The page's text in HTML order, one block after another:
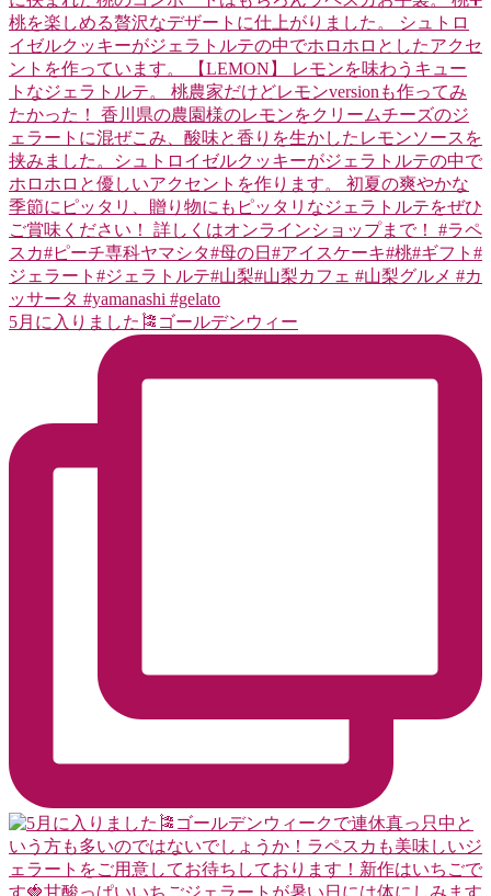
5月に入りました🎏ゴールデンウィー